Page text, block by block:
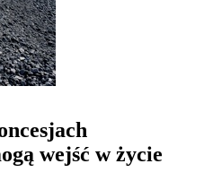
wejść w życie